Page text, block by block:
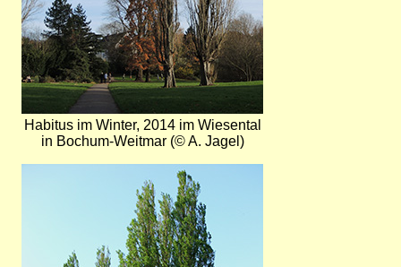
Habitus im Winter, 2014 im Wiesental
in Bochum-Weitmar (© A. Jagel)